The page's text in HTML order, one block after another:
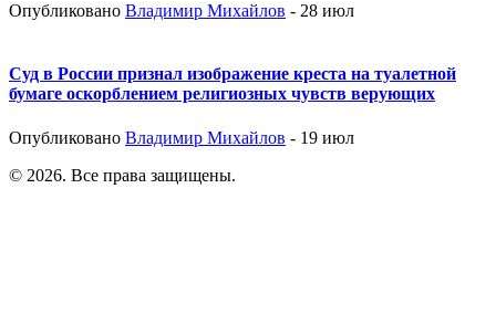
Опубликовано Владимир Михайлов - 28 июл
Суд в России признал изображение креста на туалетной
бумаге оскорблением религиозных чувств верующих
Опубликовано Владимир Михайлов - 19 июл
© 2026. Все права защищены.